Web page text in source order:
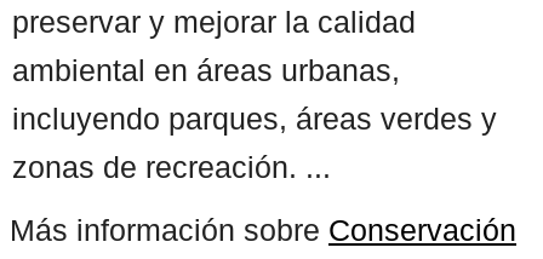
preservar y mejorar la calidad
ambiental en áreas urbanas,
incluyendo parques, áreas verdes y
zonas de recreación. ...
Más información sobre Conservación